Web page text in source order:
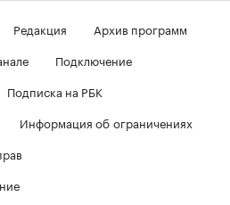
Редакция
Архив программ
Подключение
Подписка на РБК
Информация об ограничениях